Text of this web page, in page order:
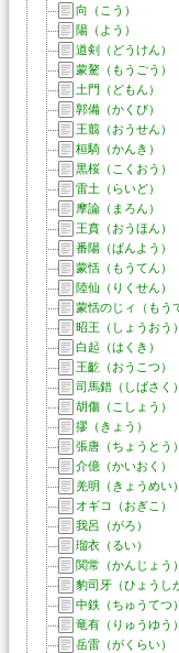
向（こう）
陽（よう）
道剣（どうけん）
蒙驁（もうごう）
土門（どもん）
郭備（かくび）
王翦（おうせん）
桓騎（かんき）
黒桜（こくおう）
雷土（らいど）
摩論（まろん）
王賁（おうほん）
番陽（ばんよう）
蒙恬（もうてん）
陸仙（りくせん）
蒙恬のじィ（もう
昭王（しょうおう）
白起（はくき）
王齕（おうこつ）
司馬錯（しばさく）
胡傷（こしょう）
摎（きょう）
張唐（ちょうとう）
介億（かいおく）
羌明（きょうめい）
オギコ（おぎこ）
我呂（がろ）
瑠衣（るい）
関常（かんじょう）
豹司牙（ひょうし
中鉄（ちゅうてつ）
竜有（りゅうゆう）
岳雷（がくらい）